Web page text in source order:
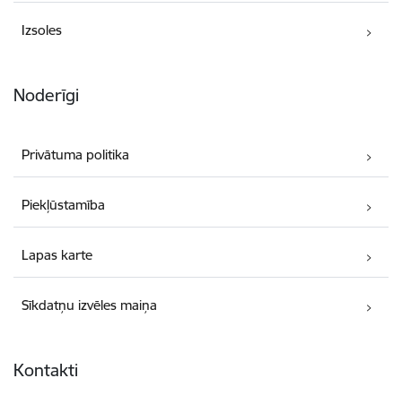
Izsoles
Noderīgi
Privātuma politika
Piekļūstamība
Lapas karte
Sīkdatņu izvēles maiņa
Kontakti